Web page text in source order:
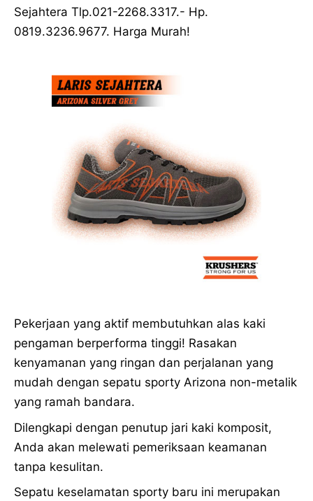
Sejahtera Tlp.021-2268.3317.- Hp.
0819.3236.9677. Harga Murah!
Pekerjaan yang aktif membutuhkan alas kaki
pengaman berperforma tinggi! Rasakan
kenyamanan yang ringan dan perjalanan yang
mudah dengan sepatu sporty Arizona non-metalik
yang ramah bandara.
Dilengkapi dengan penutup jari kaki komposit,
Anda akan melewati pemeriksaan keamanan
tanpa kesulitan.
Sepatu keselamatan sporty baru ini merupakan